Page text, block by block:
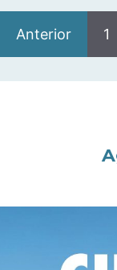
Anterior 1